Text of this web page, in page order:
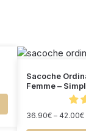
Sacoche
Femme –
36.90€ – 42.00€